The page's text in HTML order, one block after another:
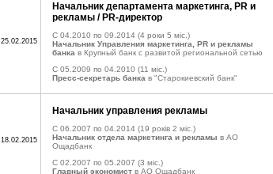
25.02.2015
Начальник департамента маркетинга, PR и
рекламы / PR-директор
C 04.2010 по 09.2014 (4 роки 5 міс.)
Начальник Управления маркетинга, PR и рекламы
банка в Крупный банк с развитой региональной сетью
C 05.2009 по 04.2010 (11 міс.)
Пресс-секретарь банка в "Старокиевский банк"
18.02.2015
Начальник управления рекламы
C 06.2007 по 04.2014 (19 років 2 міс.)
Начальник отдела маркетинга и рекламы в АО
Ощадбанк
C 02.2007 по 05.2007 (3 міс.)
Главный экономист в АО Ощадбанк